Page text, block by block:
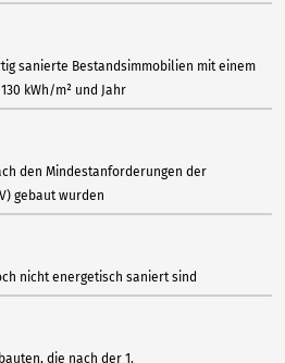
sanierte Bestandsimmobilien mit einem
kWh/m² und Jahr
den Mindestanforderungen der
gebaut wurden
nicht energetisch saniert sind
die nach der 1.